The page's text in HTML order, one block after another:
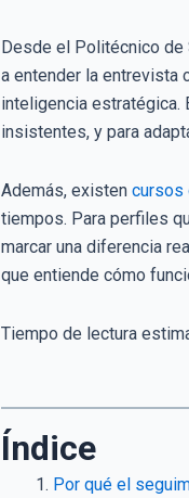
Desde el Politécnico de
a entender la entrevista
inteligencia estratégica.
insistentes, y para
Además, existen cursos
tiempos. Para perfiles
marcar una diferencia
que entiende cómo
Tiempo de lectura
Índice
Por qué el